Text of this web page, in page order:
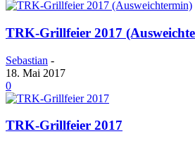
TRK-Grillfeier 2017
Sebastian -
18. Mai 2017
0
TRK-Grillfeier 2017